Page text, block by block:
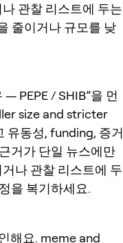
관찰 리스트에 두는
줄이거나 규모를 낮
PEPE / SHIB”을 먼
size and stricter
유동성, funding, 증거
거가 단일 뉴스에만
나 관찰 리스트에 두
을 복기하세요.
해요. meme and